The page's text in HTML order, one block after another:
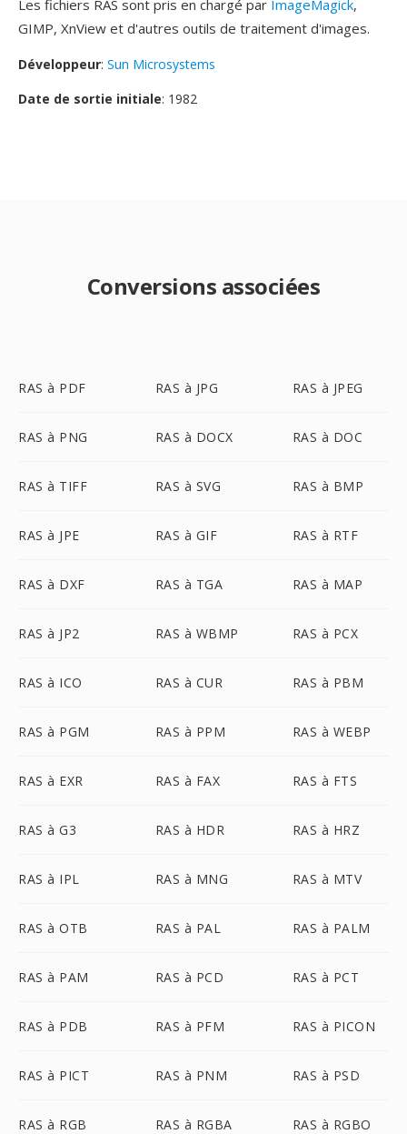
Les fichiers RAS sont pris en chargé par ImageMagick,
GIMP, XnView et d'autres outils de traitement d'images.
Développeur: Sun Microsystems
Date de sortie initiale: 1982
Conversions associées
RAS à PDF RAS à JPG RAS à JPEG
RAS à PNG RAS à DOCX RAS à DOC
RAS à TIFF RAS à SVG RAS à BMP
RAS à JPE RAS à GIF RAS à RTF
RAS à DXF RAS à TGA RAS à MAP
RAS à JP2 RAS à WBMP RAS à PCX
RAS à ICO RAS à CUR RAS à PBM
RAS à PGM RAS à PPM RAS à WEBP
RAS à EXR RAS à FAX RAS à FTS
RAS à G3 RAS à HDR RAS à HRZ
RAS à IPL RAS à MNG RAS à MTV
RAS à OTB RAS à PAL RAS à PALM
RAS à PAM RAS à PCD RAS à PCT
RAS à PDB RAS à PFM RAS à PICON
RAS à PICT RAS à PNM RAS à PSD
RAS à RGB RAS à RGBA RAS à RGBO